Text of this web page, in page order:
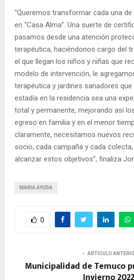
“Queremos transformar cada una
en “Casa Alma”. Una suerte de
pasamos desde una atención
terapéutica, haciéndonos cargo del
el que llegan los niños y niñas que
modelo de intervención, le
terapéutica y jardines sanadores
estadía en la residencia sea una
total y permanente, mejorando así
egreso en familia y en el menor
claramente, necesitamos nuevos
socio, cada campaña y cada
alcanzar estos objetivos”, finaliza
MARIA AYUDA
0
ARTÍCULO
Municipalidad de Temuco